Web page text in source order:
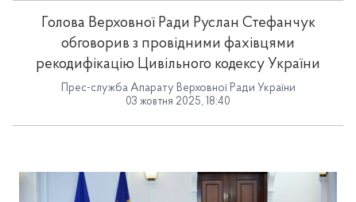
Голова Верховної Ради Руслан Стефанчук
обговорив з провідними фахівцями
рекодифікацію Цивільного кодексу України
Прес-служба Апарату Верховної Ради України
03 жовтня 2025, 18:40